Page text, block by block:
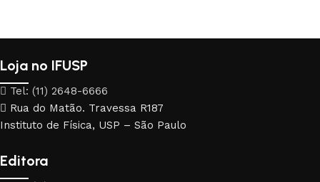
Loja no IFUSP
Tel: (11) 2648-6666
Rua do Matão. Travessa R187
Instituto de Física, USP – São Paulo
Editora